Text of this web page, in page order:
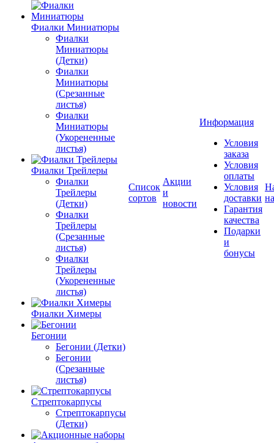
Фиалки Миниатюры
Фиалки
Миниатюры
(Детки)
Фиалки
Миниатюры
(Срезанные
листья)
Фиалки
Миниатюры
(Укорененные
листья)
Фиалки Трейлеры
Фиалки
Трейлеры
(Детки)
Фиалки
Трейлеры
(Срезанные
листья)
Фиалки
Трейлеры
(Укорененные
листья)
Фиалки Химеры
Бегонии
Бегонии (Детки)
Бегонии
(Срезанные
листья)
Стрептокарпусы
Стрептокарпусы
(Детки)
Список
сортов
Акции
и
новости
Информация
Условия
заказа
Условия
оплаты
Условия
доставки
Гарантия
качества
Подарки
и
бонусы